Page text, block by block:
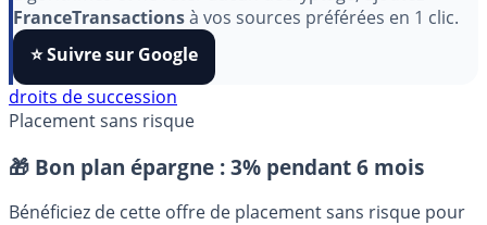
Pour soutenir le travail de notre équipe face aux
algorithmes et ne rater aucun décryptage, ajoutez
FranceTransactionsà vos sources préférées en 1 clic.
⭐️ Suivre sur Google
Placement sans risque
🎁 Bon plan épargne : 3% pendant 6 mois